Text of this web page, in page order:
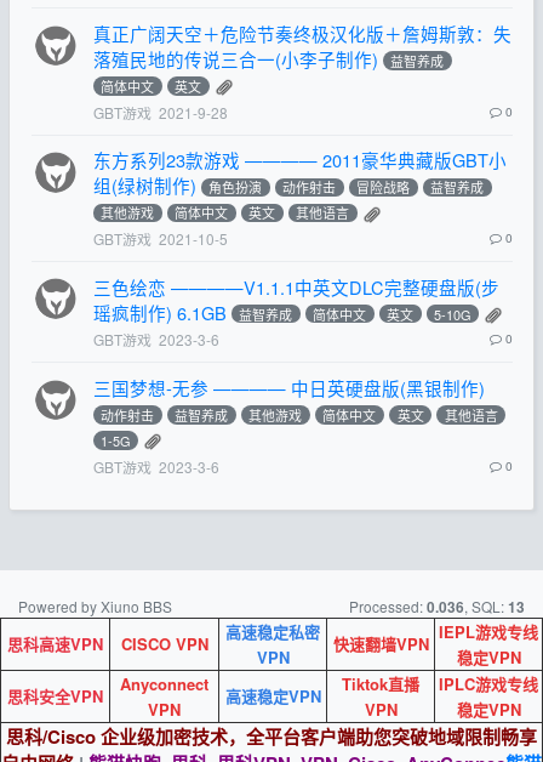
真正广阔天空＋危险节奏终极汉化版＋詹姆斯敦：失
落殖民地的传说三合一(小李子制作)
益智养成
简体中文
英文
GBT游戏 2021-9-28 0
东方系列23款游戏 ———— 2011豪华典藏版GBT小
组(绿树制作)
角色扮演 动作射击 冒险战略
益智养成
其他游戏
简体中文 英文 其他语言
GBT游戏 2021-10-5 0
三色绘恋 ————V1.1.1中英文DLC完整硬盘版(步
瑶疯制作) 6.1GB
益智养成 简体中文 英文 5-10G
GBT游戏 2023-3-6 0
三国梦想-无参 ———— 中日英硬盘版(黑银制作)
动作射击 益智养成 其他游戏 简体中文 英文
其他语言
1-5G
GBT游戏 2023-3-6 0
Powered by Xiuno BBS Processed:0.036, SQL:13
思科高速VPN CISCO VPN
高速稳定私密
VPN
快速翻墙VPN
IEPL游戏专线
稳定VPN
思科安全VPN
Anyconnect
VPN
高速稳定VPN
Tiktok直播
VPN
IPLC游戏专线
稳定VPN
思科/Cisco 企业级加密技术，全平台客户端助您突破地域限制畅享